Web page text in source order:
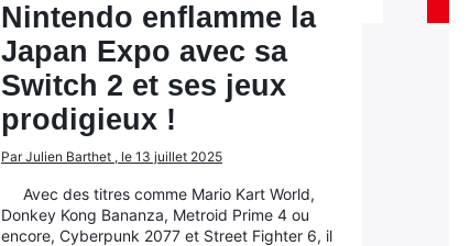
Nintendo enflamme la
Japan Expo avec sa
Switch 2 et ses jeux
prodigieux !
Par Julien Barthet , le 13 juillet 2025
Avec des titres comme Mario Kart World,
Donkey Kong Bananza, Metroid Prime 4 ou
encore, Cyberpunk 2077 et Street Fighter 6, il